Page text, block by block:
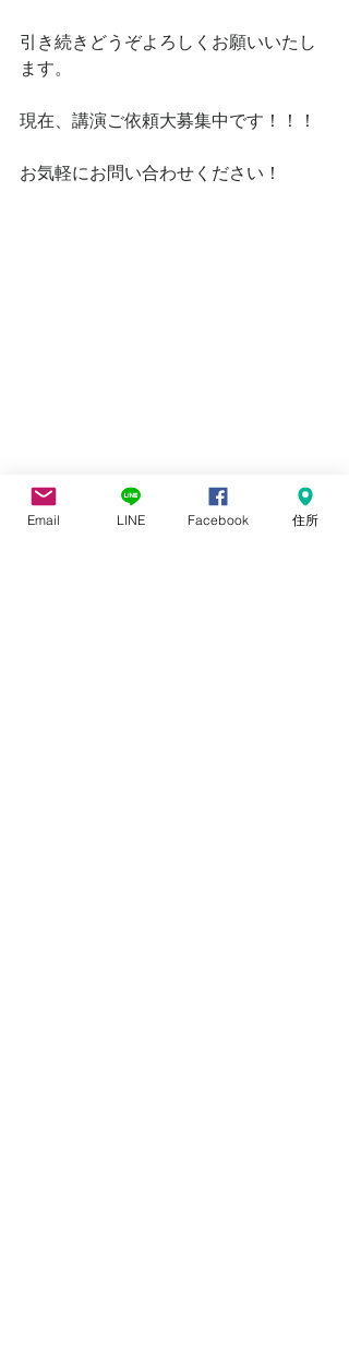
引き続きどうぞよろしくお願いいたし
ます。
現在、講演ご依頼大募集中です！！！
お気軽にお問い合わせください！
＃ホームページ　＃リニューアル　＃
本多優子　＃HONDAYUKO ＃
Email LINE Facebook 住所